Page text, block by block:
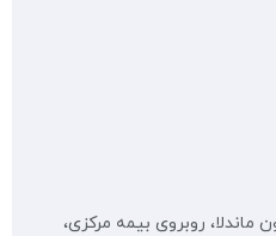
ماندلا، روبروی بیمه مرکزی،